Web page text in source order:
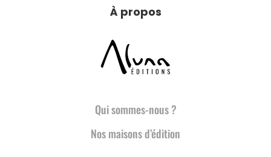
À propos
Qui sommes-nous ?
Nos maisons d’édition